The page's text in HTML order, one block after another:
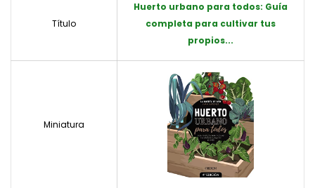
Título
Huerto urbano para todos: Guía
completa para cultivar tus
propios...
Miniatura